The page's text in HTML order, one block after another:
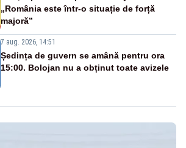
„România este într-o situație de forță
majoră”
7 aug. 2026, 14:51
Ședința de guvern se amână pentru ora
15:00. Bolojan nu a obținut toate avizele